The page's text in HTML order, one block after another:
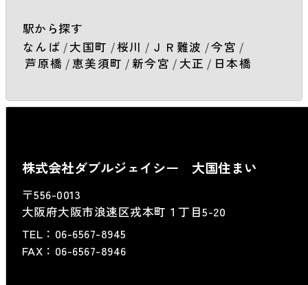
駅から探す
なんば /大国町 /桜川 / ＪＲ難波 /今宮 /
芦原橋 /恵美須町 /新今宮 / 大正 / 日本橋
株式会社ダブルジェイシー 大国住まい
〒556-0013
大阪府大阪市浪速区戎本町１丁目5-20
TEL： 06-6567-8945
FAX：06-6567-8946